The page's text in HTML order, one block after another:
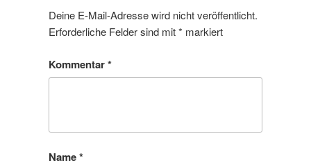
Deine E-Mail-Adresse wird nicht veröffentlicht.
Erforderliche Felder sind mit* markiert
Kommentar*
Name*